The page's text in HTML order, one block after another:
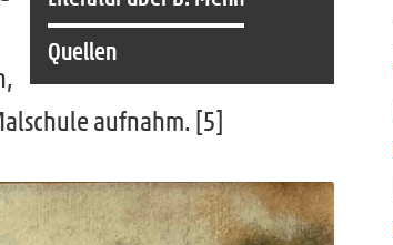
Quellen
aufnahm. [5]